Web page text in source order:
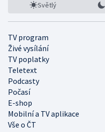
Světlý
TV program
Živé vysílání
TV poplatky
Teletext
Podcasty
Počasí
E-shop
Mobilní a TV aplikace
Vše o ČT